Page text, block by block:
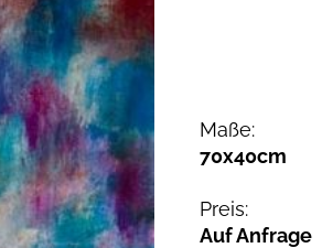
Maße:
70x40cm
Preis:
Auf Anfrage